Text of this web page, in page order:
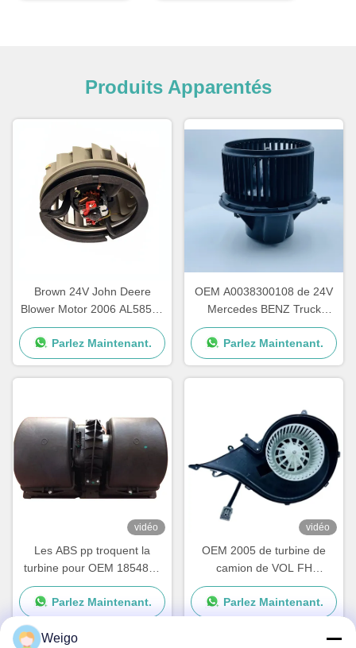
Produits Apparentés
Brown 24V John Deere
Blower Motor 2006 AL58527
62412082 une garantie d'an
Parlez Maintenant.
OEM A0038300108 de 24V
Mercedes BENZ Truck
Blower Motor AXOR ATEGO
Parlez Maintenant.
vidéo
Les ABS pp troquent la
turbine pour OEM 1854876
de série de Scania G P R
2195206 1854877
DDSC003TT
Parlez Maintenant.
vidéo
OEM 2005 de turbine de
camion de VOL FH
84223449 82349000
7482349000
Parlez Maintenant.
Weigo